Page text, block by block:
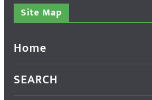
Site Map
Home
SEARCH